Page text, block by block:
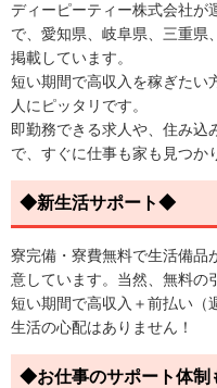
ディーピーティー株式会社が
で、愛知県、岐阜県、三重県
掲載しています。
短い期間で高収入を稼ぎたい
人にピッタリです。
即勤務できる求人や、住み込
で、すぐに仕事も家も見つか
◆新生活サポート◆
寮完備・寮費無料で生活備品
意しています。当然、無料の
短い期間で高収入＋前払い（
生活の心配はありません！
◆お仕事のサポート体